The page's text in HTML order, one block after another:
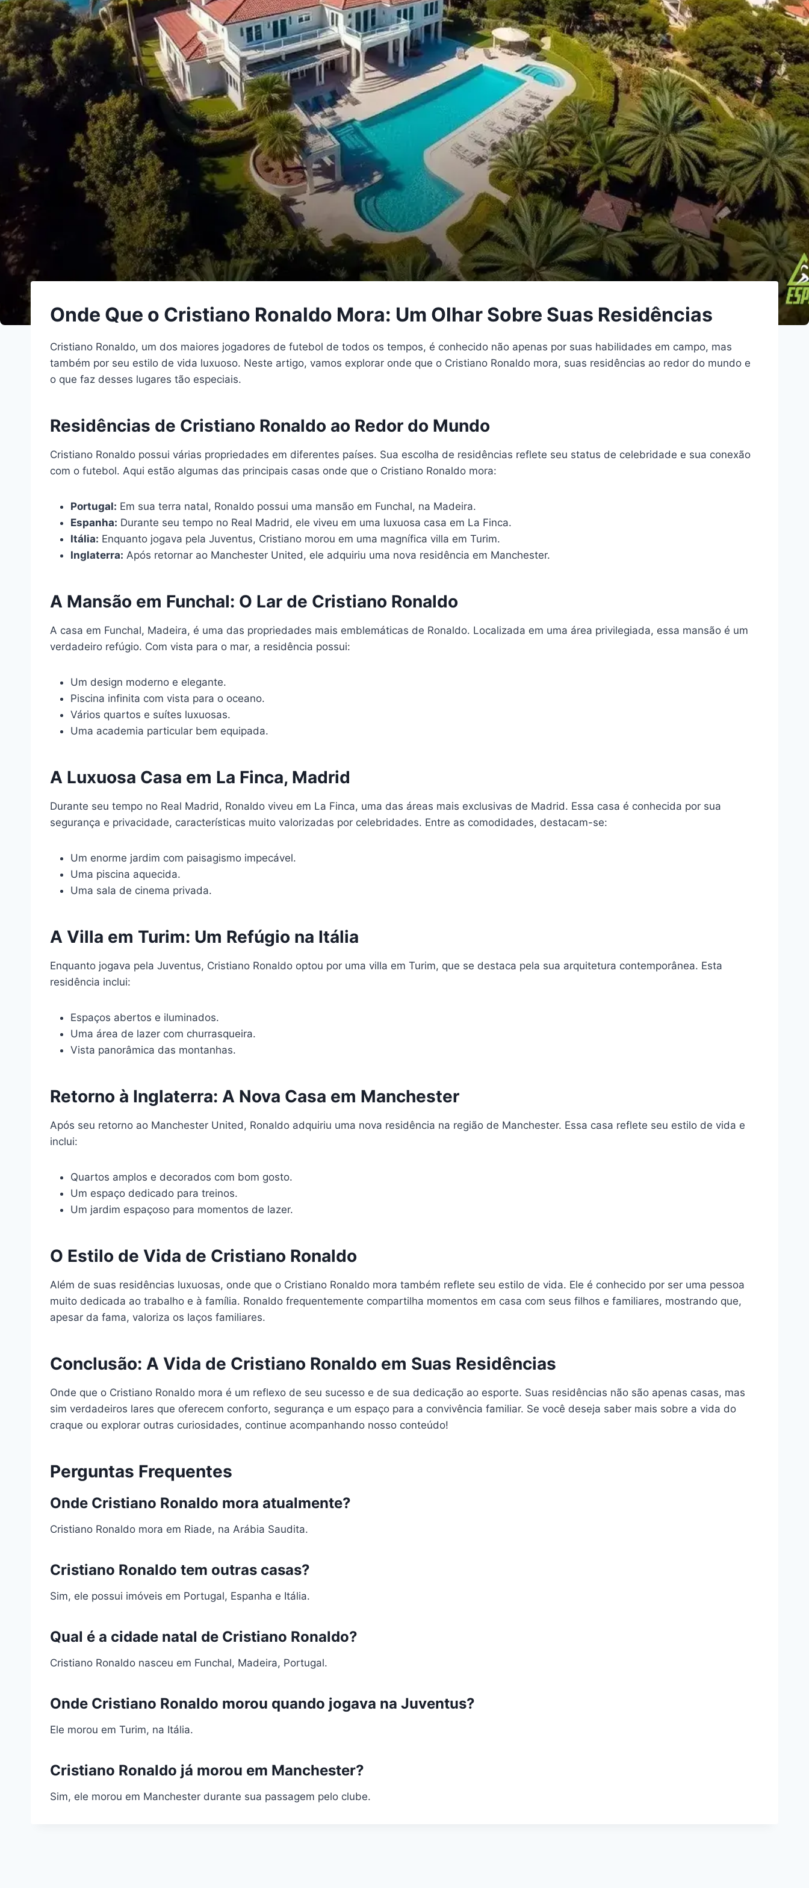
Onde Que o Cristiano Ronaldo Mora: Um Olhar Sobre Suas Residências
Cristiano Ronaldo, um dos maiores jogadores de futebol de todos os tempos, é conhecido não apenas por suas habilidades em campo, mas
também por seu estilo de vida luxuoso. Neste artigo, vamos explorar onde que o Cristiano Ronaldo mora, suas residências ao redor do mundo e
o que faz desses lugares tão especiais.
Residências de Cristiano Ronaldo ao Redor do Mundo
Cristiano Ronaldo possui várias propriedades em diferentes países. Sua escolha de residências reflete seu status de celebridade e sua conexão
com o futebol. Aqui estão algumas das principais casas onde que o Cristiano Ronaldo mora:
Portugal: Em sua terra natal, Ronaldo possui uma mansão em Funchal, na Madeira.
Espanha: Durante seu tempo no Real Madrid, ele viveu em uma luxuosa casa em La Finca.
Itália: Enquanto jogava pela Juventus, Cristiano morou em uma magnífica villa em Turim.
Inglaterra: Após retornar ao Manchester United, ele adquiriu uma nova residência em Manchester.
A Mansão em Funchal: O Lar de Cristiano Ronaldo
A casa em Funchal, Madeira, é uma das propriedades mais emblemáticas de Ronaldo. Localizada em uma área privilegiada, essa mansão é um
verdadeiro refúgio. Com vista para o mar, a residência possui:
Um design moderno e elegante.
Piscina infinita com vista para o oceano.
Vários quartos e suítes luxuosas.
Uma academia particular bem equipada.
A Luxuosa Casa em La Finca, Madrid
Durante seu tempo no Real Madrid, Ronaldo viveu em La Finca, uma das áreas mais exclusivas de Madrid. Essa casa é conhecida por sua
segurança e privacidade, características muito valorizadas por celebridades. Entre as comodidades, destacam-se:
Um enorme jardim com paisagismo impecável.
Uma piscina aquecida.
Uma sala de cinema privada.
A Villa em Turim: Um Refúgio na Itália
Enquanto jogava pela Juventus, Cristiano Ronaldo optou por uma villa em Turim, que se destaca pela sua arquitetura contemporânea. Esta
residência inclui:
Espaços abertos e iluminados.
Uma área de lazer com churrasqueira.
Vista panorâmica das montanhas.
Retorno à Inglaterra: A Nova Casa em Manchester
Após seu retorno ao Manchester United, Ronaldo adquiriu uma nova residência na região de Manchester. Essa casa reflete seu estilo de vida e
inclui:
Quartos amplos e decorados com bom gosto.
Um espaço dedicado para treinos.
Um jardim espaçoso para momentos de lazer.
O Estilo de Vida de Cristiano Ronaldo
Além de suas residências luxuosas, onde que o Cristiano Ronaldo mora também reflete seu estilo de vida. Ele é conhecido por ser uma pessoa
muito dedicada ao trabalho e à família. Ronaldo frequentemente compartilha momentos em casa com seus filhos e familiares, mostrando que,
apesar da fama, valoriza os laços familiares.
Conclusão: A Vida de Cristiano Ronaldo em Suas Residências
Onde que o Cristiano Ronaldo mora é um reflexo de seu sucesso e de sua dedicação ao esporte. Suas residências não são apenas casas, mas
sim verdadeiros lares que oferecem conforto, segurança e um espaço para a convivência familiar. Se você deseja saber mais sobre a vida do
craque ou explorar outras curiosidades, continue acompanhando nosso conteúdo!
Perguntas Frequentes
Onde Cristiano Ronaldo mora atualmente?
Cristiano Ronaldo mora em Riade, na Arábia Saudita.
Cristiano Ronaldo tem outras casas?
Sim, ele possui imóveis em Portugal, Espanha e Itália.
Qual é a cidade natal de Cristiano Ronaldo?
Cristiano Ronaldo nasceu em Funchal, Madeira, Portugal.
Onde Cristiano Ronaldo morou quando jogava na Juventus?
Ele morou em Turim, na Itália.
Cristiano Ronaldo já morou em Manchester?
Sim, ele morou em Manchester durante sua passagem pelo clube.